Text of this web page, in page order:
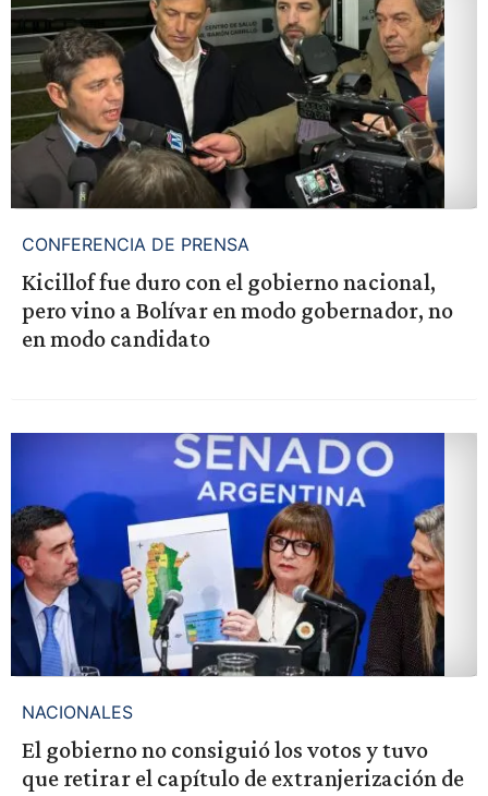
CONFERENCIA DE PRENSA
Kicillof fue duro con el gobierno nacional,
pero vino a Bolívar en modo gobernador, no
en modo candidato
NACIONALES
El gobierno no consiguió los votos y tuvo
que retirar el capítulo de extranjerización de